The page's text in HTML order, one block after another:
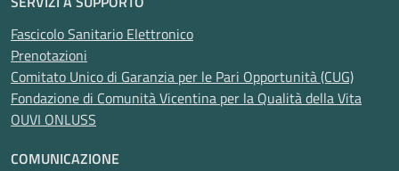
Fascicolo Sanitario Elettronico
Prenotazioni
Comitato Unico di Garanzia per le Pari Opportunità (CUG)
Fondazione di Comunità Vicentina per la Qualità della Vita
OUVI ONLUSS
COMUNICAZIONE